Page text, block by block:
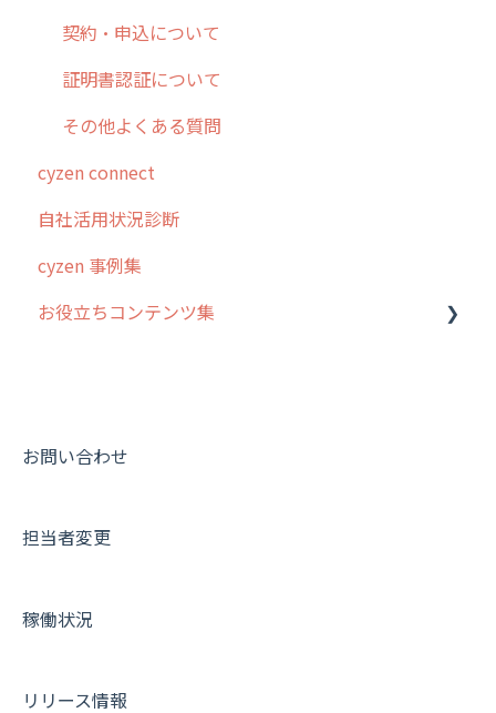
契約・申込について
証明書認証について
その他よくある質問
cyzen connect
自社活用状況診断
cyzen 事例集
お役立ちコンテンツ集
動画集：共通
お問い合わせ
担当者変更
稼働状況
リリース情報